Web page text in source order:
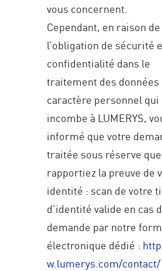
vous concernent.
Cependant, en raison de
l’obligation de sécurité
confidentialité dans le
traitement des données
caractère personnel qui
incombe à LUMERYS,
informé que votre
traitée sous réserve
rapportiez la preuve de
identité : scan de votre
d’identité valide en cas
demande par notre
électronique dédié :
w.lumerys.com/contact/